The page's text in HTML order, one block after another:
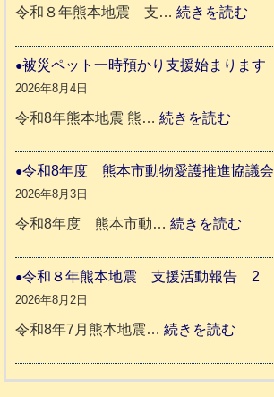
ト
人
ホ
日
記
令和８年熊本地震 支…続きを読む
和
本
支
報
被災ペット一時預かり支援始まります
2026年8月4日
令和8年熊本地震 熊…続きを読む
災
ッ
一
り
令和8年度 熊本市動物愛護推進協議会
2026年8月3日
令和8年度 熊本市動…続きを読む
和
令和８年熊本地震 支援活動報告 2
2026年8月2日
令和8年7月熊本地震…続きを読む
和